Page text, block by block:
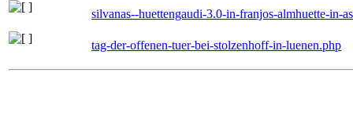
silvanas--huettengaudi-3.0-in-franjos-almhuette-in-
tag-der-offenen-tuer-bei-stolzenhoff-in-luenen.php